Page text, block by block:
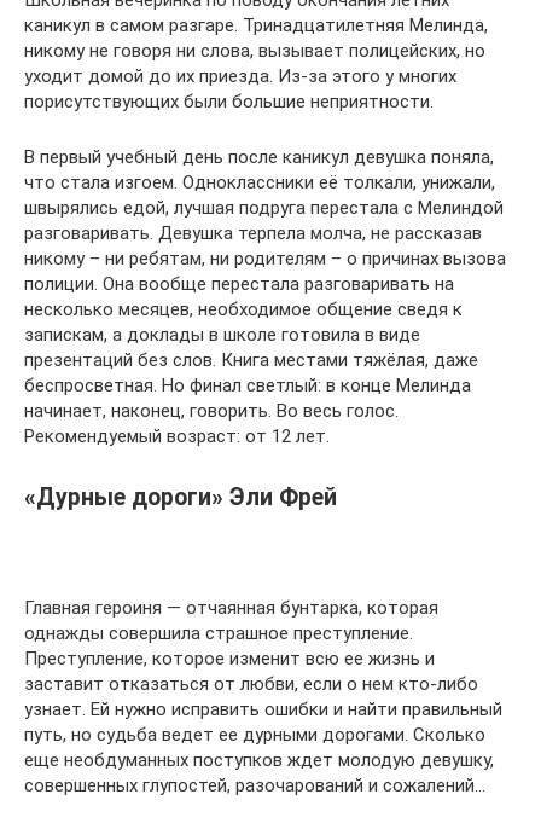
каникул в самом разгаре. Тринадцатилетняя Мелинда,
никому не говоря ни слова, вызывает полицейских, но
уходит домой до их приезда. Из-за этого у многих
порисутствующих были большие неприятности.
В первый учебный день после каникул девушка поняла,
что стала изгоем. Одноклассники её толкали, унижали,
швырялись едой, лучшая подруга перестала с Мелиндой
разговаривать. Девушка терпела молча, не рассказав
никому – ни ребятам, ни родителям – о причинах вызова
полиции. Она вообще перестала разговаривать на
несколько месяцев, необходимое общение сведя к
запискам, а доклады в школе готовила в виде
презентаций без слов. Книга местами тяжёлая, даже
беспросветная. Но финал светлый: в конце Мелинда
начинает, наконец, говорить. Во весь голос.
Рекомендуемый возраст: от 12 лет.
«Дурные дороги» Эли Фрей
Главная героиня — отчаянная бунтарка, которая
однажды совершила страшное преступление.
Преступление, которое изменит всю ее жизнь и
заставит отказаться от любви, если о нем кто-либо
узнает. Ей нужно исправить ошибки и найти правильный
путь, но судьба ведет ее дурными дорогами. Сколько
еще необдуманных поступков ждет молодую девушку,
совершенных глупостей, разочарований и сожалений…